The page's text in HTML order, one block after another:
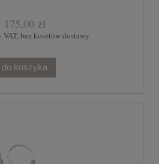
175,00 zł
VAT, bez kosztów dostawy
do koszyka